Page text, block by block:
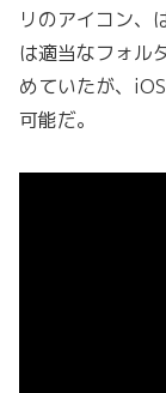
リのアイコン、
は適当なフォル
めていたが、
可能だ。